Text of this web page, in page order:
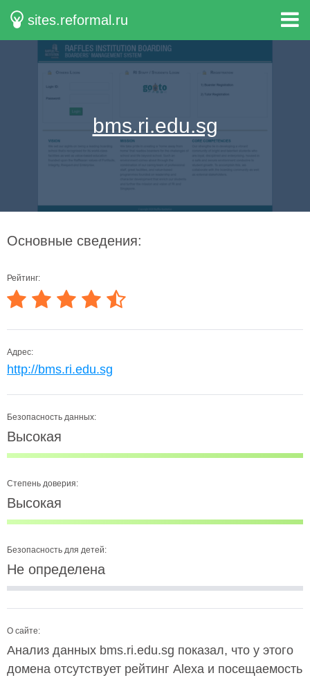
sites.reformal.ru
bms.ri.edu.sg
Основные сведения:
Рейтинг:
Адрес:
http://bms.ri.edu.sg
Безопасность данных:
Высокая
Степень доверия:
Высокая
Безопасность для детей:
Не определена
О сайте:
Анализ данных bms.ri.edu.sg показал, что у этого
домена отсутствует рейтинг Alexa и посещаемость